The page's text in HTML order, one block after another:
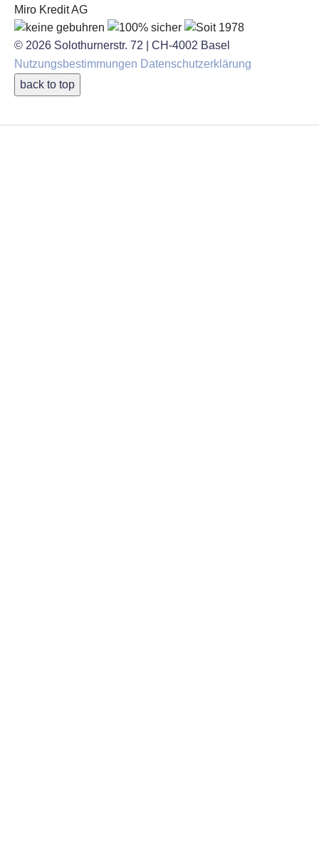
Miro Kredit AG
© 2026 Solothurnerstr. 72 CH-4002 Basel
Nutzungsbestimmungen Datenschutzerklärung
back to top